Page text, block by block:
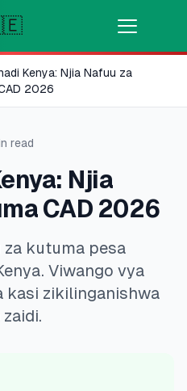
Kenya: Njia Nafuu za
2026
read
Njia
CAD 2026
za kutuma pesa
Viwango vya
kasi zikilinganishwa